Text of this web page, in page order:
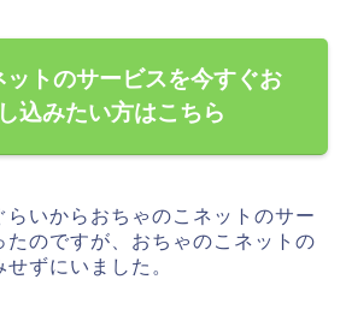
ットのサービスを今すぐお
込みたい方はこちら
らいからおちゃのこネットのサー
たのですが、おちゃのこネットの
ずにいました。